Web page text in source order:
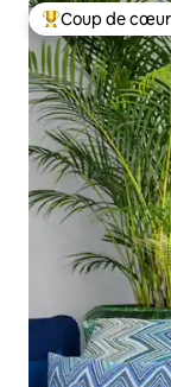
Coups de cœur
Coup de